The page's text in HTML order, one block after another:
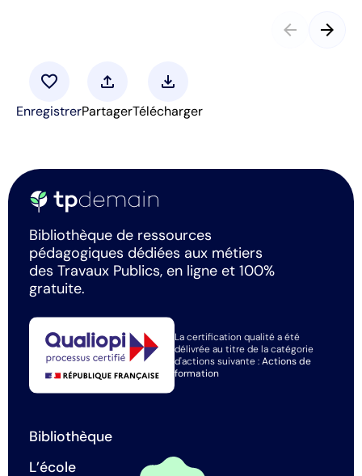
arrow_back arrow_forward
favorite
Enregistrer
upload
Partager
download
Télécharger
Bibliothèque de ressources
pédagogiques dédiées aux métiers
des Travaux Publics, en ligne et 100%
gratuite.
La certification qualité a été
délivrée au titre de la catégorie
d'actions suivante :Actions de
formation
Bibliothèque
L’école